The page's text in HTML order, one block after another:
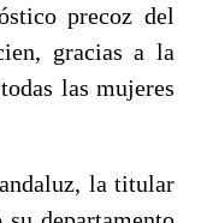
precoz del
gracias a la
las mujeres
la titular